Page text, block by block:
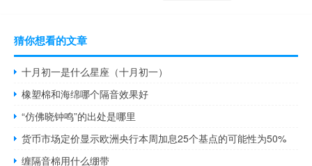
猜你想看的文章
十月初一是什么星座（十月初一）
橡塑棉和海绵哪个隔音效果好
“仿佛晓钟鸣”的出处是哪里
货币市场定价显示欧洲央行本周加息25个基点的可能性为50%
缠隔音棉用什么绷带